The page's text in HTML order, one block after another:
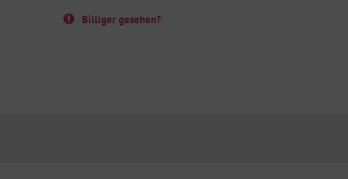
Billiger gesehen?